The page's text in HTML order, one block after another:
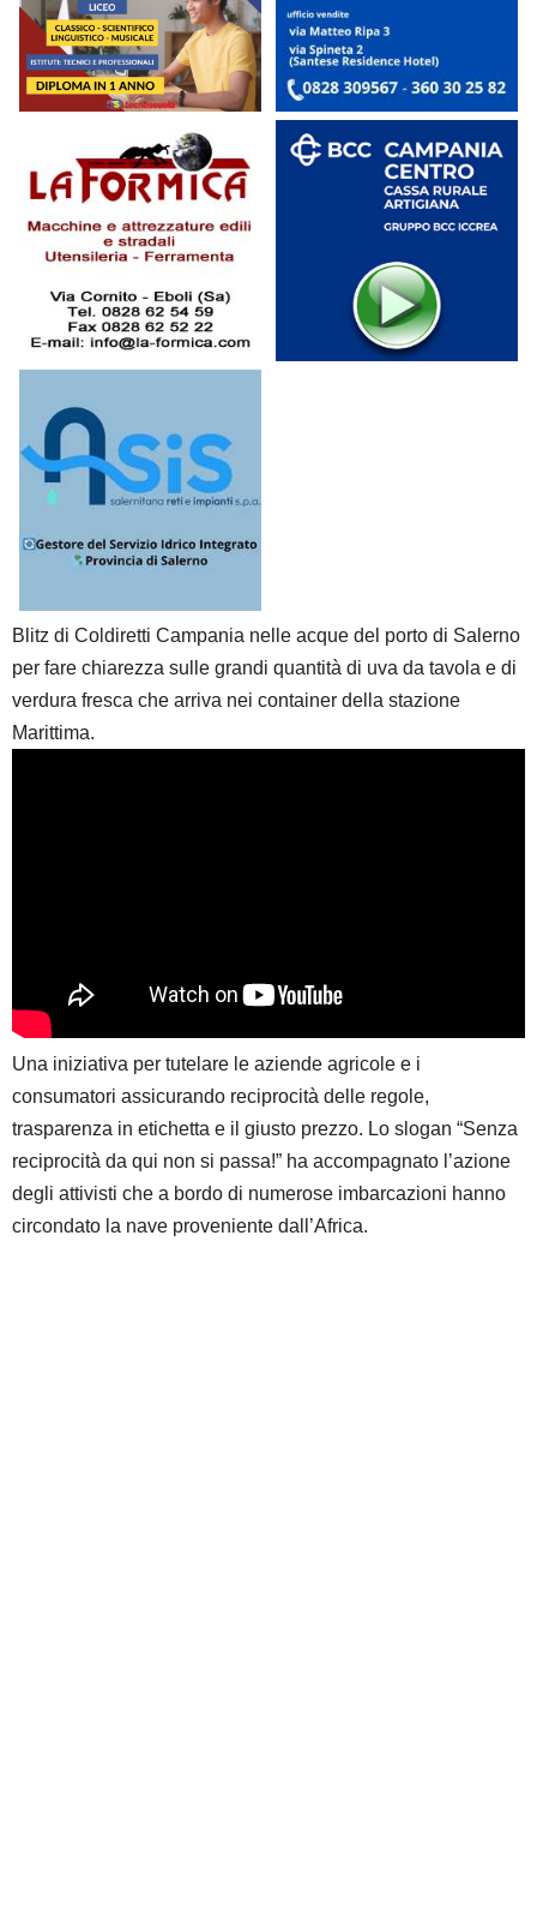
Blitz di Coldiretti Campania nelle acque del porto di Salerno
per fare chiarezza sulle grandi quantità di uva da tavola e di
verdura fresca che arriva nei container della stazione
Marittima.
Una iniziativa per tutelare le aziende agricole e i
consumatori assicurando reciprocità delle regole,
trasparenza in etichetta e il giusto prezzo. Lo slogan “Senza
reciprocità da qui non si passa!” ha accompagnato l’azione
degli attivisti che a bordo di numerose imbarcazioni hanno
circondato la nave proveniente dall’Africa.